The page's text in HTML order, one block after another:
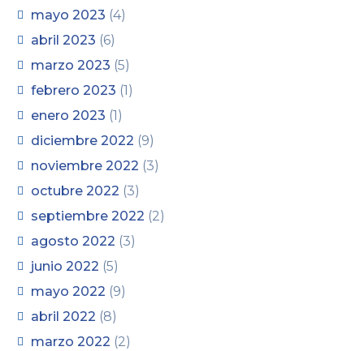
mayo 2023 (4)
abril 2023 (6)
marzo 2023 (5)
febrero 2023 (1)
enero 2023 (1)
diciembre 2022 (9)
noviembre 2022 (3)
octubre 2022 (3)
septiembre 2022 (2)
agosto 2022 (3)
junio 2022 (5)
mayo 2022 (9)
abril 2022 (8)
marzo 2022 (2)